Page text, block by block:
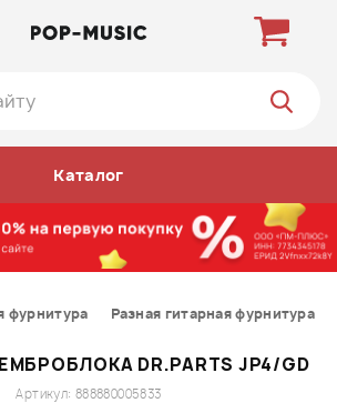
Каталог
фурнитура Разная гитарная фурнитура
DR.PARTS JP4/GD
Артикул: 888880005833